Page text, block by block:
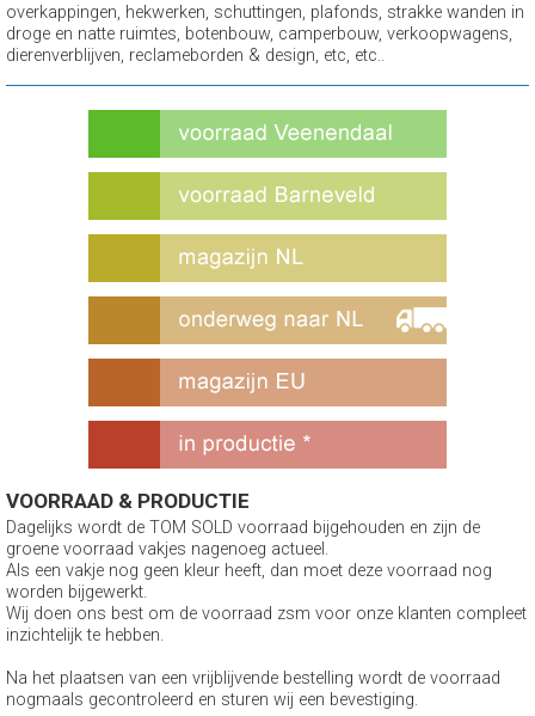
overkappingen, hekwerken, schuttingen, plafonds, strakke wanden in
droge en natte ruimtes, botenbouw, camperbouw, verkoopwagens,
dierenverblijven, reclameborden & design, etc, etc..
VOORRAAD & PRODUCTIE
Dagelijks wordt de TOM SOLD voorraad bijgehouden en zijn de
groene voorraad vakjes nagenoeg actueel.
Als een vakje nog geen kleur heeft, dan moet deze voorraad nog
worden bijgewerkt.
Wij doen ons best om de voorraad zsm voor onze klanten compleet
inzichtelijk te hebben.
Na het plaatsen van een vrijblijvende bestelling wordt de voorraad
nogmaals gecontroleerd en sturen wij een bevestiging.